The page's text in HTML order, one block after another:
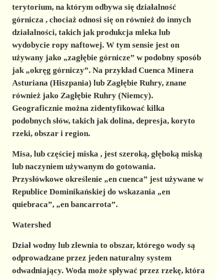
terytorium, na którym odbywa się działalność
górnicza, chociaż odnosi się on również do innych
działalności, takich jak produkcja mleka lub
wydobycie ropy naftowej. W tym sensie jest on
używany jako „zagłębie górnicze” w podobny sposób
jak „okręg górniczy”. Na przykład Cuenca Minera
Asturiana (Hiszpania) lub Zagłębie Ruhry, znane
również jako Zagłębie Ruhry (Niemcy).
Geograficznie można zidentyfikować kilka
podobnych słów, takich jak dolina, depresja, koryto
rzeki, obszar i region.
Misa, lub częściej miska, jest szeroką, głęboką miską
lub naczyniemużywanym do gotowania.
Przysłówkowe określenie „en cuenca” jest używane w
Republice Dominikańskiej do wskazania „en
quiebraca”, „en bancarrota”.
Watershed
Dział wodnylub zlewnia to obszar, którego wody są
odprowadzane przez jeden naturalny system
odwadniający. Woda może spływać przez rzekę, która